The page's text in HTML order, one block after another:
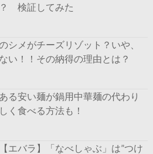
検証してみた
シメがチーズリゾット？いや、
い！！その納得の理由とは？
る安い麺が鍋用中華麺の代わり
く食べる方法も！
エバラ】「なべしゃぶ」は”つけ